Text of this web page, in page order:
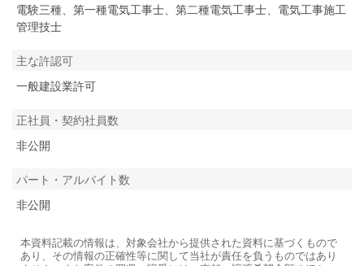
電験三種、第一種電気工事士、第二種電気工事士、電気工事施工
管理技士
主な許認可
一般建設業許可
正社員・契約社員数
非公開
パート・アルバイト数
非公開
本資料記載の情報は、対象会社から提供された資料に基づくもので
あり、その情報の正確性等に関して当社が責任を負うものではあり